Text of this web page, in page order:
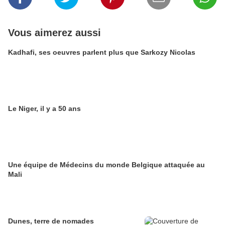
Vous aimerez aussi
Kadhafi, ses oeuvres parlent plus que Sarkozy Nicolas
Le Niger, il y a 50 ans
Une équipe de Médecins du monde Belgique attaquée au
Mali
Dunes, terre de nomades